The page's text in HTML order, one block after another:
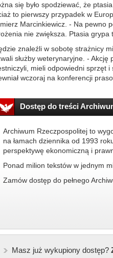
się było spodziewać, że
to pierwszy przypadek w
Marcinkiewicz. - Na pewno
nie zwiększa. Ptasia grypa
znaleźli w sobotę strażnicy
służby weterynaryjne. -
mieli odpowiedni sprzęt
wczoraj na konferencji
Dostęp do treści
Archiwum Rzeczpospolitej to
na łamach dziennika od 1993
perspektywę ekonomiczną i
Ponad milion tekstów w jednym
Zamów dostęp do pełnego
Masz już wykupiony dostęp?